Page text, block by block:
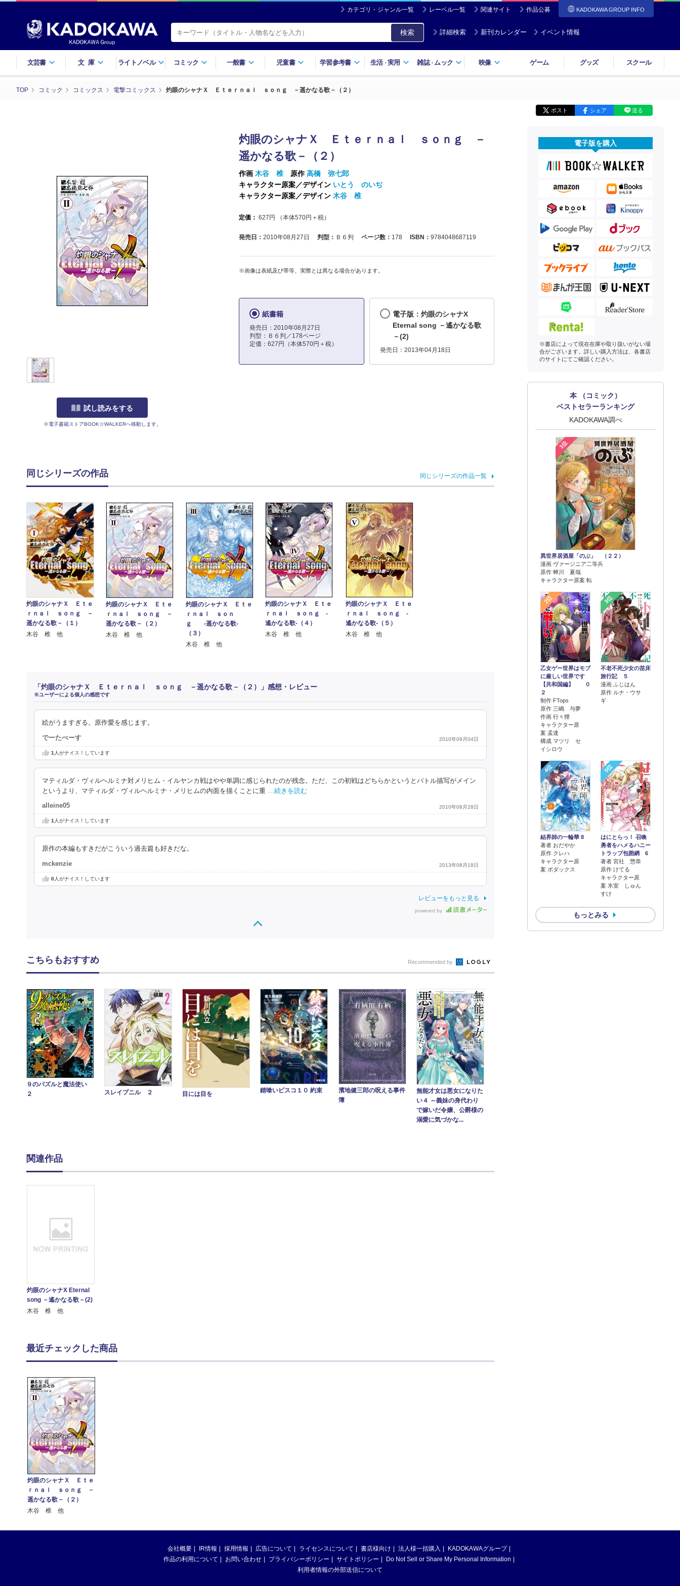
カテゴリ・ジャンル一覧 レーベル一覧 関連サイト 作品公募 KADOKAWA GROUP INFO
検索 詳細検索 新刊カレンダー イベント情報
文芸書 文庫 ライトノベル コミック 一般書 児童書 学習参考書 生活・実用 雑誌・ ムック 映像 ゲーム グッズ スクール
TOP コミック コミックス 電撃コミックス 灼眼のシャナＸ Ｅｔｅｒｎａｌ ｓｏｎｇ －遥かなる歌－（２）
ポスト シェア 送る
試し読みをする
※電子書籍ストアBOOK☆WALKERへ移動します。
灼眼のシャナＸ Ｅｔｅｒｎａｌ ｓｏｎｇ －
遥かなる歌－（２）
作画 木谷 椎 原作高橋 弥七郎
キャラクター原案／デザイン いとう のいぢ
キャラクター原案／デザイン 木谷 椎
定価： 627 円 （本体570円＋税）
発売日： 2010年08月27日 判型： Ｂ６判 ページ数： 178 ISBN： 9784048687119
※画像は表紙及び帯等、実際とは異なる場合があります。
紙書籍
発売日：2010年08月27日
判型：Ｂ６判／178ページ
定価：627円（本体570円＋税）
電子版：灼眼のシャナX
Eternal song －遙かなる歌
－(2)
発売日：2013年04月18日
同じシリーズの作品 同じシリーズの作品一覧
灼眼のシャナＸ Ｅｔｅ
ｒｎａｌ ｓｏｎｇ －
遥かなる歌－（１）
木谷 椎 他
灼眼のシャナＸ Ｅｔｅ
ｒｎａｌ ｓｏｎｇ －
遥かなる歌－（２）
木谷 椎 他
灼眼のシャナＸ Ｅｔｅ
ｒｎａｌ ｓｏｎ
ｇ ‐遥かなる歌‐
（３）
木谷 椎 他
灼眼のシャナＸ Ｅｔｅ
ｒｎａｌ ｓｏｎｇ ‐
遙かなる歌‐（４）
木谷 椎 他
灼眼のシャナＸ Ｅｔｅ
ｒｎａｌ ｓｏｎｇ ‐
遙かなる歌‐（５）
木谷 椎 他
「灼眼のシャナＸ Ｅｔｅｒｎａｌ ｓｏｎｇ －遥かなる歌－（２）」感想・レビュー
※ユーザーによる個人の感想です
絵がうますぎる。原作愛を感じます。
でーたべーす 2010年09月04日
1 人がナイス！しています
マティルダ・ヴィルヘルミナ対メリヒム・イルヤンカ戦はやや単調に感じられたのが残念。ただ、この初戦はどちらかというとバトル描写がメイン
というより、マティルダ・ヴィルヘルミナ・メリヒムの内面を描くことに重
…続きを読む
alleine05 2010年08月28日
1人がナイス！しています
原作の本編もすきだがこういう過去篇も好きだな。
mckenzie 2013年08月18日
0人がナイス！しています
レビューをもっと見る
powered by
電子版を購入
※書店によって現在在庫や取り扱いがない場
合がございます。詳しい購入方法は、各書店
のサイトにてご確認ください。
本 （コミック）
ベストセラーランキング
KADOKAWA調べ
1位
異世界居酒屋「のぶ」 （２２）
漫画 ヴァージニア二等兵
原作 蝉川 夏哉
キャラクター原案 転
2位
乙女ゲー世界はモブ
に厳しい世界です
【共和国編】 ０
２
制作 FTops
原作 三嶋 与夢
作画 行々狸
キャラクター原
案 孟達
構成 マツリ セ
イシロウ
3位
不老不死少女の苗床
旅行記 ５
漫画 ふじはん
原作 ルナ・ウサ
ギ
4位
結界師の一輪華 8
著者 おだやか
原作 クレハ
キャラクター原
案 ボダックス
5位
はにとらっ！ 召喚
勇者をハメるハニー
トラップ包囲網 6
著者 宮社 惣恭
原作 けてる
キャラクター原
案 氷室 しゅん
すけ
もっとみる
こちらもおすすめ Recommended by
９のパズルと魔法使い
２
スレイプニル ２ 目には目を 錆喰いビスコ１０ 約束
濱地健三郎の呪える事件
簿
無能才女は悪女になりた
い４ ～義妹の身代わり
で嫁いだ令嬢、公爵様の
溺愛に気づかな...
関連作品
灼眼のシャナX Eternal
song －遙かなる歌－(2)
木谷 椎 他
最近チェックした商品
灼眼のシャナＸ Ｅｔｅ
ｒｎａｌ ｓｏｎｇ －
遥かなる歌－（２）
木谷 椎 他
会社概要 IR情報 採用情報 広告について ライセンスについて 書店様向け 法人様一括購入
KADOKAWAグループ
作品の利用について
お問い合わせ プライバシーポリシー サイトポリシー
Do Not Sell or Share My Personal Information
利用者情報の外部送信について